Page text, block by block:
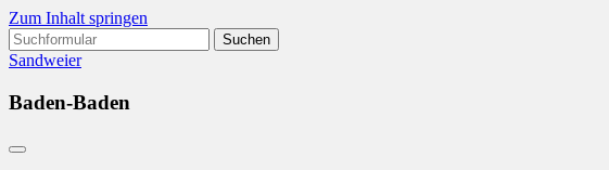
Zum Inhalt springen
Suchen
nach:
Sandweier
Baden-Baden